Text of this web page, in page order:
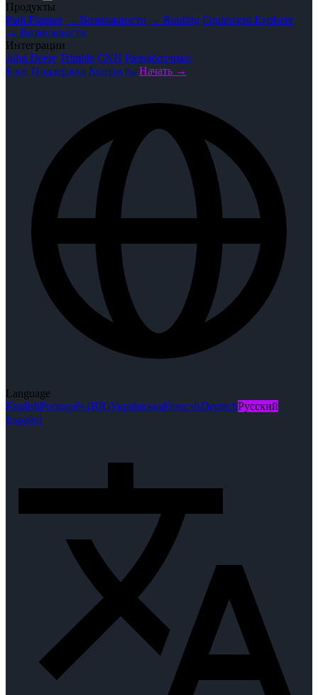
Продукты
Path Planner → Возможности → Routing Equipment Explorer
→ Возможности
Интеграции
John Deere Trimble CNH Разработчики
Блог Поддержка Контакты Начать →
Language
EnglishPortuguês (BR)УкраїнськаFrançaisDeutschРусский
Español